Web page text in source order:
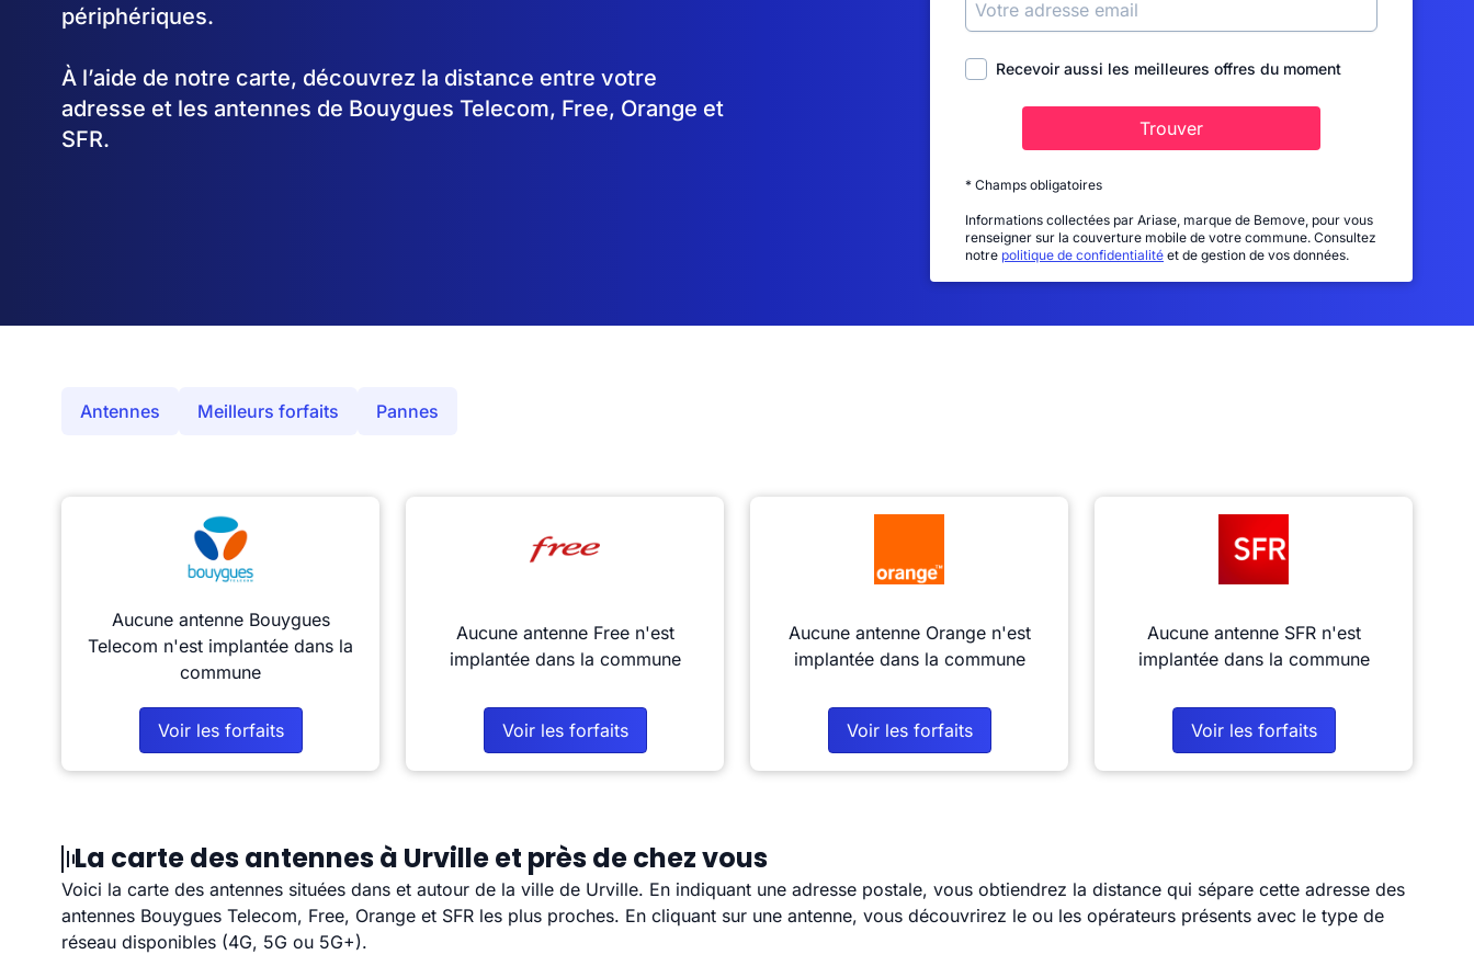
périphériques.
À l’aide de notre carte, découvrez la distance entre votre
adresse et les antennes de Bouygues Telecom, Free, Orange et
SFR.
Recevoir aussi les meilleures offres du moment
Trouver
* Champs obligatoires
Informations collectées par Ariase, marque de Bemove, pour vous
renseigner sur la couverture mobile de votre commune. Consultez
notre politique de confidentialité et de gestion de vos données.
Antennes Meilleurs forfaits Pannes
Aucune antenne Bouygues
Telecom n'est implantée dans la
commune
Voir les forfaits
Aucune antenne Free n'est
implantée dans la commune
Voir les forfaits
Aucune antenne Orange n'est
implantée dans la commune
Voir les forfaits
Aucune antenne SFR n'est
implantée dans la commune
Voir les forfaits
La carte des antennes à Urville et près de chez vous
Voici la carte des antennes situées dans et autour de la ville de Urville. En indiquant une adresse postale, vous obtiendrez la distance qui sépare cette adresse des
antennes Bouygues Telecom, Free, Orange et SFR les plus proches. En cliquant sur une antenne, vous découvrirez le ou les opérateurs présents avec le type de
réseau disponibles (4G, 5G ou 5G+).